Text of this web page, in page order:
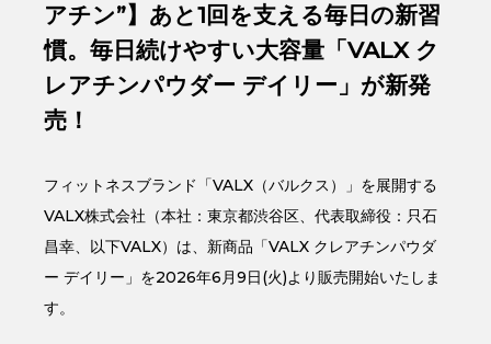
アチン”】あと1回を支える毎日の新習
慣。毎日続けやすい大容量「VALX ク
レアチンパウダー デイリー」が新発
売！
フィットネスブランド「VALX（バルクス）」を展開する
VALX株式会社（本社：東京都渋谷区、代表取締役：只石
昌幸、以下VALX）は、新商品「VALX クレアチンパウダ
ー デイリー」を2026年6月9日(火)より販売開始いたしま
す。